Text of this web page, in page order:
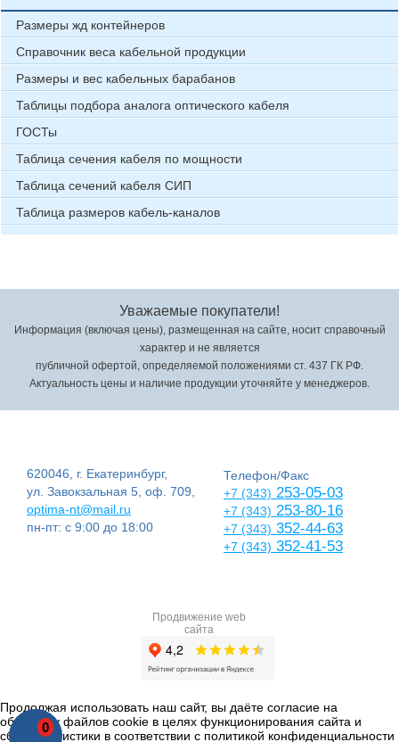
0
Размеры жд контейнеров
Справочник веса кабельной продукции
Размеры и вес кабельных барабанов
Таблицы подбора аналога оптического кабеля
ГОСТы
Таблица сечения кабеля по мощности
Таблица сечений кабеля СИП
Таблица размеров кабель-каналов
Уважаемые покупатели!
Информация (включая цены), размещенная на сайте, носит справочный
характер и не является
публичной офертой, определяемой положениями ст. 437 ГК РФ.
Актуальность цены и наличие продукции уточняйте у менеджеров.
620046, г. Екатеринбург,
ул. Завокзальная 5, оф. 709,
optima-nt@mail.ru
пн-пт: с 9:00 до 18:00
Телефон/Факс
+7 (343) 253-05-03
+7 (343) 253-80-16
+7 (343) 352-44-63
+7 (343) 352-41-53
Продвижение web
сайта
Продолжая использовать наш сайт, вы даёте согласие на
обработку файлов cookie в целях функционирования сайта и
сбора статистики в соответствии с политикой конфиденциальности